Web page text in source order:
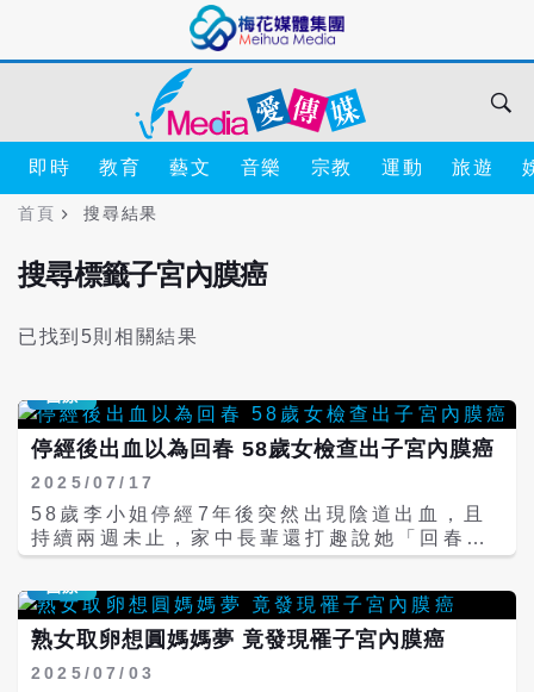
即時 教育 藝文 音樂 宗教 運動 旅遊
首頁 搜尋結果
搜尋標籤子宮內膜癌
已找到5則相關結果
停經後出血以為回春 58歲女檢查出子宮內膜癌
2025/07/17
58歲李小姐停經7年後突然出現陰道出血，且
持續兩週未止，家中長輩還打趣說她「回春
了」！李小姐說，自己停經多年，早忘了生理
情況就察覺異常，建議她儘快就醫。 起初李小
姐至診所，超音波檢查發現子宮內膜增厚，先
服藥物治療，但出血未改善，轉診至臺中榮
總，切片診斷為子宮內膜癌，須手術切除子
熟女取卵想圓媽媽夢 竟發現罹子宮內膜癌
2025/07/03